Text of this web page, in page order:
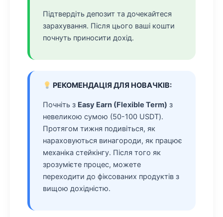
Підтвердіть депозит та дочекайтеся
зарахування. Після цього ваші кошти
почнуть приносити дохід.
РЕКОМЕНДАЦІЯ ДЛЯ НОВАЧКІВ:
Почніть з Easy Earn (Flexible Term) з
невеликою сумою (50-100 USDT).
Протягом тижня подивіться, як
нараховуються винагороди, як працює
механіка стейкінгу. Після того як
зрозумієте процес, можете
переходити до фіксованих продуктів з
вищою дохідністю.